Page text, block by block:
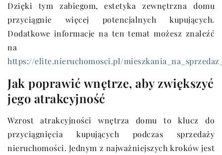
Dzięki tym zabiegom, estetyka zewnętrzna domu
przyciągnie więcej potencjalnych kupujących.
Dodatkowe informacje na ten temat możesz znaleźć
na
https://elite.nieruchomosci.pl/
Jak poprawić wnętrze, aby zwiększyć
jego atrakcyjność
Wzrost atrakcyjności wnętrza domu to klucz do
przyciągnięcia kupujących podczas sprzedaży
nieruchomości. Jednym z najważniejszych kroków jest